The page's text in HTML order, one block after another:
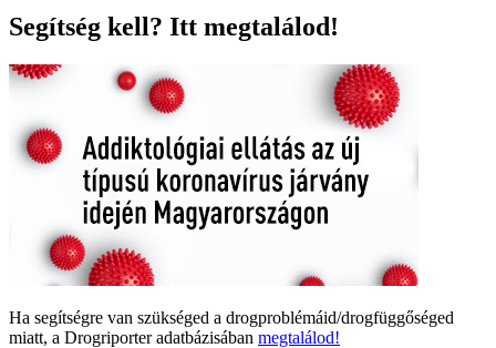
Segítség kell? Itt megtalálod!
Ha segítségre van szükséged a drogproblémáid/drogfüggőséged
miatt, a Drogriporter adatbázisában megtalálod!